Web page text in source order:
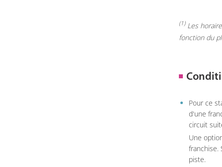
(1)Les
fonction du
Pour ce
d'une
circuit
Une
franchise.
piste.